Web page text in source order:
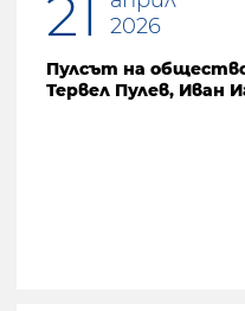
21
2026
Пулсът на
Тервел Пулев, Иван